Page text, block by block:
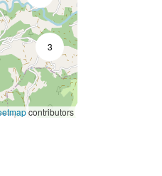
3
contributors